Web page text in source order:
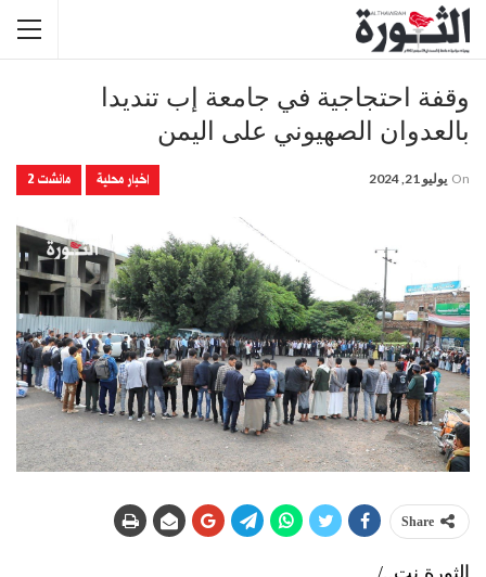
وقفة احتجاجية في جامعة إب تنديدا
بالعدوان الصهيوني على اليمن
اخبار محلية مانشت 2 On يوليو 21, 2024
Share